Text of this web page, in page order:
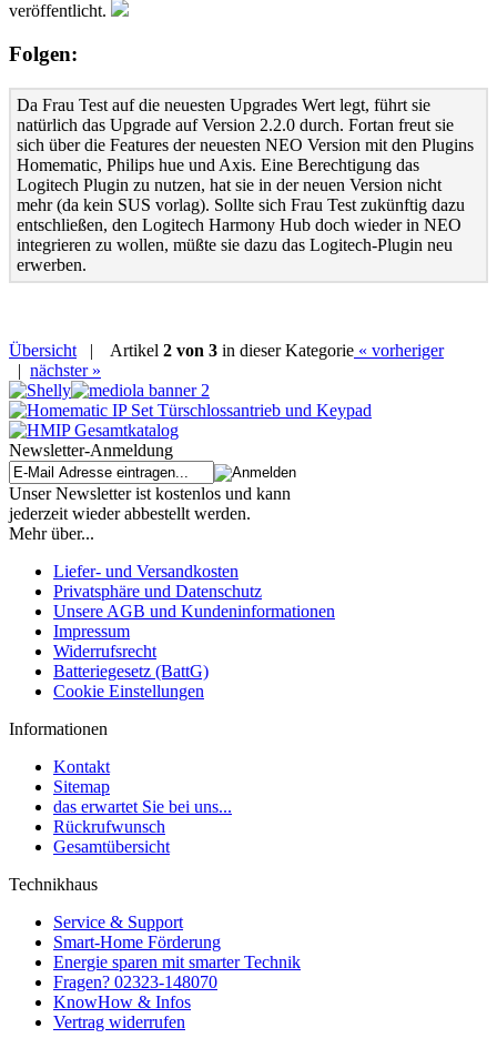
veröffentlicht.
Folgen:
Da Frau Test auf die neuesten Upgrades Wert legt, führt sie
natürlich das Upgrade auf Version 2.2.0 durch. Fortan freut sie
sich über die Features der neuesten NEO Version mit den Plugins
Homematic, Philips hue und Axis. Eine Berechtigung das
Logitech Plugin zu nutzen, hat sie in der neuen Version nicht
mehr (da kein SUS vorlag). Sollte sich Frau Test zukünftig dazu
entschließen, den Logitech Harmony Hub doch wieder in NEO
integrieren zu wollen, müßte sie dazu das Logitech-Plugin neu
erwerben.
Übersicht | Artikel 2 von 3 in dieser Kategorie « vorheriger
| nächster »
Newsletter-Anmeldung
Unser Newsletter ist kostenlos und kann
jederzeit wieder abbestellt werden.
Mehr über...
Liefer- und Versandkosten
Privatsphäre und Datenschutz
Unsere AGB und Kundeninformationen
Impressum
Widerrufsrecht
Batteriegesetz (BattG)
Cookie Einstellungen
Informationen
Kontakt
Sitemap
das erwartet Sie bei uns...
Rückrufwunsch
Gesamtübersicht
Technikhaus
Service & Support
Smart-Home Förderung
Energie sparen mit smarter Technik
Fragen? 02323-148070
KnowHow & Infos
Vertrag widerrufen